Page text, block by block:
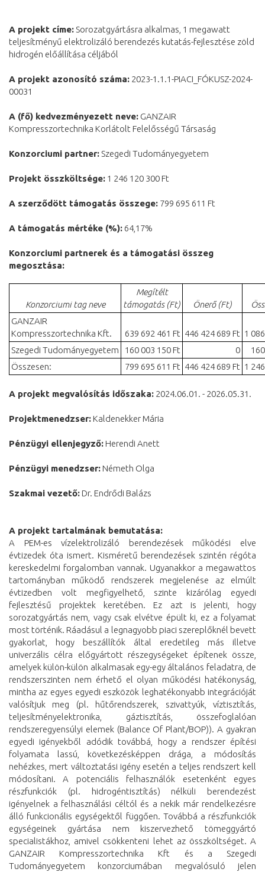
A projekt címe: Sorozatgyártásra alkalmas, 1 megawatt
teljesítményű elektrolizáló berendezés kutatás-fejlesztése zöld
hidrogén előállítása céljából
A projekt azonosító száma: 2023-1.1.1-PIACI_FÓKUSZ-2024-
00031
A (fő) kedvezményezett neve: GANZAIR
Kompresszortechnika Korlátolt Felelősségű Társaság
Konzorciumi partner: Szegedi Tudományegyetem
Projekt összköltsége: 1 246 120 300 Ft
A szerződött támogatás összege: 799 695 611 Ft
A támogatás mértéke (%): 64,17%
Konzorciumi partnerek és a támogatási összeg
megosztása:
Konzorciumi tag neve
Megítélt
támogatás (Ft)
Önerő (Ft)
GANZAIR
Kompresszortechnika Kft.
639 692 461 Ft 446 424 689 Ft 1
Szegedi Tudományegyetem
160 003 150 Ft 0
Összesen:
799 695 611 Ft 446 424 689 Ft 1
A projekt megvalósítás időszaka: 2024.06.01. - 2026.05.31.
Projektmenedzser: Kaldenekker Mária
Pénzügyi ellenjegyző: Herendi Anett
Pénzügyi menedzser: Németh Olga
Szakmai vezető: Dr. Endrődi Balázs
A projekt tartalmának bemutatása:
A PEM-es vízelektrolizáló berendezések működési elve
évtizedek óta ismert. Kisméretű berendezések szintén régóta
kereskedelmi forgalomban vannak. Ugyanakkor a megawattos
tartományban működő rendszerek megjelenése az elmúlt
évtizedben volt megfigyelhető, szinte kizárólag egyedi
fejlesztésű projektek keretében. Ez azt is jelenti, hogy
sorozatgyártás nem, vagy csak elvétve épült ki, ez a folyamat
most történik. Ráadásul a legnagyobb piaci szereplőknél bevett
gyakorlat, hogy beszállítók által eredetileg más illetve
univerzális célra előgyártott részegységeket építenek össze,
amelyek külön-külön alkalmasak egy-egy általános feladatra, de
rendszerszinten nem érhető el olyan működési hatékonyság,
mintha az egyes egyedi eszközök leghatékonyabb integrációját
valósítjuk meg (pl. hűtőrendszerek, szivattyúk, víztisztítás,
teljesítményelektronika, gáztisztítás, összefoglalóan
rendszeregyensúlyi elemek (Balance Of Plant/BOP)). A gyakran
egyedi igényekből adódik továbbá, hogy a rendszer építési
folyamata lassú, következésképpen drága, a módosítás
nehézkes, mert változtatási igény esetén a teljes rendszert kell
módosítani. A potenciális felhasználók esetenként egyes
részfunkciók (pl. hidrogéntisztítás) nélküli berendezést
igényelnek a felhasználási céltól és a nekik már rendelkezésre
álló funkcionális egységektől függően. Továbbá a részfunkciók
egységeinek gyártása nem kiszervezhető tömeggyártó
specialistákhoz, amivel csökkenteni lehet az összköltséget. A
GANZAIR Kompresszortechnika Kft és a Szegedi
Tudományegyetem konzorciumában megvalósuló jelen